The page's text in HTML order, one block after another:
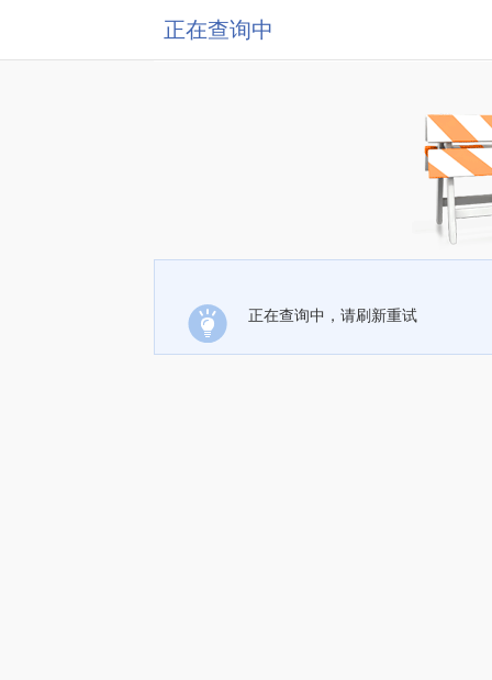
正在查询中
正在查询中，请刷新重试